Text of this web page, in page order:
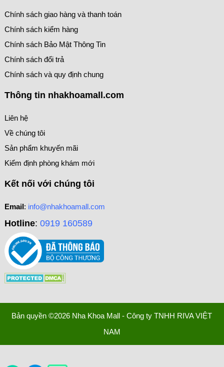
Chính sách giao hàng và thanh toán
Chính sách kiểm hàng
Chính sách Bảo Mật Thông Tin
Chính sách đổi trả
Chính sách và quy định chung
Thông tin nhakhoamall.com
Liên hệ
Về chúng tôi
Sản phẩm khuyến mãi
Kiểm định phòng khám mới
Kết nối với chúng tôi
Email: info@nhakhoamall.com
Hotline: 0919 160589
Bản quyền ©2026 Nha Khoa Mall - Công ty TNHH RIVA VIỆT
NAM